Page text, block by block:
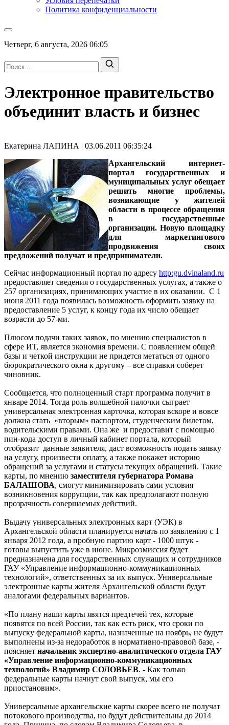
Политика конфиденциальности
Четверг, 6 августа, 2026 06:05
Электронное правительство
объединит власть и бизнес
Екатерина ЛАПИНА | 03.06.2011 06:35:24
Архангельский интернет-
портал государственных и
муниципальных услуг обещает
решить многие проблемы,
возникающие у жителей
области в процессе обращения
в государственные
организации. Новую площадку
для маркетингового
продвижения своих
предложений получат и предприниматели.
Сейчас информационный портал по адресу http:gu.dvinaland.ru
предоставляет сведения о государственных услугах, а также о
257 организациях, принимающих участие в их оказании. С 1
июня 2011 года появилась возможность оформить заявку на
предоставление 5 услуг, к концу года их число обещает
возрасти до 57-ми.
Плюсом подачи таких заявок, по мнению специалистов в
сфере ИТ, является экономия времени. С появлением общей
базы и четкой инструкции не придется метаться от одного
бюрократического окна к другому – все справки соберет
чиновник.
Сообщается, что полноценный старт программа получит в
январе 2014. Тогда роль волшебной палочки сыграет
универсальная электронная карточка, которая вскоре и вовсе
должна стать «вторым» паспортом, студенческим билетом,
водительскими правами. Она же и предоставит с помощью
пин-кода доступ в личный кабинет портала, который
отобразит данные заявителя, даст возможность подать заявку
на услугу, произвести оплату, а также покажет историю
обращений за услугами и статусы текущих обращений. Такие
карты, по мнению заместителя губернатора Романа
БАЛАШОВА, смогут минимизировать сами условия
возникновения коррупции, так как предполагают полную
прозрачность совершаемых действий.
Выдачу универсальных электронных карт (УЭК) в
Архангельской области планируется начать по заявлению с 1
января 2012 года, а пробную партию карт - 1000 штук -
готовы выпустить уже в июне. Микроэмиссия будет
предназначена для государственных служащих и сотрудников
ГАУ «Управление информационно-коммуникационных
технологий», ответственных за их выпуск. Универсальные
электронные карты жителя Архангельской области будут
аналогами федеральных вариантов.
«По плану наши карты явятся предтечей тех, которые
появятся по всей России, так как есть риск, что сроки по
выпуску федеральной карты, назначенные на ноябрь, не будут
выполнены из-за недоработок в нормативно-правовой базе, -
поясняет начальник экспертно-аналитического отдела ГАУ
«Управление информационно-коммуникационных
технологий» Владимир СОЛОВЬЕВ. - Как только
федеральные карты начнут свой выпуск, мы его
приостановим».
Универсальные архангельские карты скорее всего не получат
потокового производства, но будут действительны до 2014